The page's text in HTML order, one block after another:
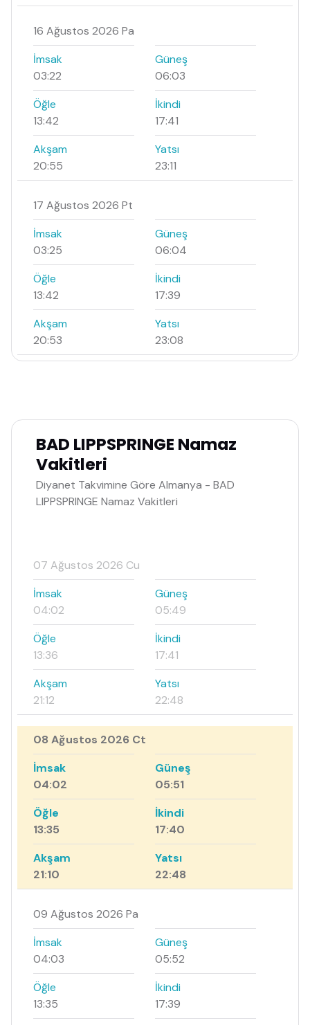
16 Ağustos 2026 Pa
İmsak
03:22
Güneş
06:03
Öğle
13:42
İkindi
17:41
Akşam
20:55
Yatsı
23:11
17 Ağustos 2026 Pt
İmsak
03:25
Güneş
06:04
Öğle
13:42
İkindi
17:39
Akşam
20:53
Yatsı
23:08
BAD LIPPSPRINGE Namaz
Vakitleri
Diyanet Takvimine Göre Almanya - BAD
LIPPSPRINGE Namaz Vakitleri
07 Ağustos 2026 Cu
İmsak
04:02
Güneş
05:49
Öğle
13:36
İkindi
17:41
Akşam
21:12
Yatsı
22:48
08 Ağustos 2026 Ct
İmsak
04:02
Güneş
05:51
Öğle
13:35
İkindi
17:40
Akşam
21:10
Yatsı
22:48
09 Ağustos 2026 Pa
İmsak
04:03
Güneş
05:52
Öğle
13:35
İkindi
17:39